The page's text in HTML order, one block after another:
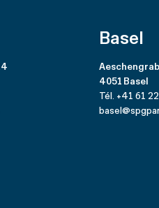
Basel
4051 Basel
Tél. +41 61